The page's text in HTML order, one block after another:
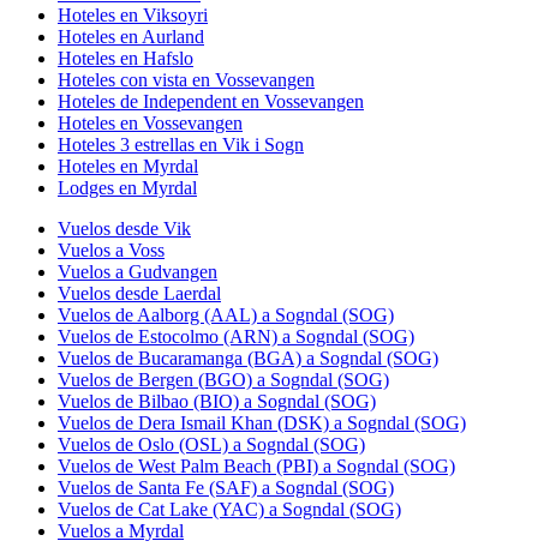
Hoteles en Viksoyri
Hoteles en Aurland
Hoteles en Hafslo
Hoteles con vista en Vossevangen
Hoteles de Independent en Vossevangen
Hoteles en Vossevangen
Hoteles 3 estrellas en Vik i Sogn
Hoteles en Myrdal
Lodges en Myrdal
Vuelos desde Vik
Vuelos a Voss
Vuelos a Gudvangen
Vuelos desde Laerdal
Vuelos de Aalborg (AAL) a Sogndal (SOG)
Vuelos de Estocolmo (ARN) a Sogndal (SOG)
Vuelos de Bucaramanga (BGA) a Sogndal (SOG)
Vuelos de Bergen (BGO) a Sogndal (SOG)
Vuelos de Bilbao (BIO) a Sogndal (SOG)
Vuelos de Dera Ismail Khan (DSK) a Sogndal (SOG)
Vuelos de Oslo (OSL) a Sogndal (SOG)
Vuelos de West Palm Beach (PBI) a Sogndal (SOG)
Vuelos de Santa Fe (SAF) a Sogndal (SOG)
Vuelos de Cat Lake (YAC) a Sogndal (SOG)
Vuelos a Myrdal